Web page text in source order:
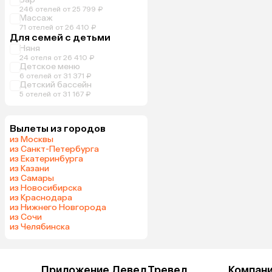
246 отелей от 25 799 ₽
Массаж
71 отелей от 26 410 ₽
Для семей с детьми
Няня
24 отеля от 26 410 ₽
Детское меню
6 отелей от 31 371 ₽
Детский бассейн
5 отелей от 31 167 ₽
Вылеты из городов
из Москвы
из Санкт-Петербурга
из Екатеринбурга
из Казани
из Самары
из Новосибирска
из Краснодара
из Нижнего Новгорода
из Сочи
из Челябинска